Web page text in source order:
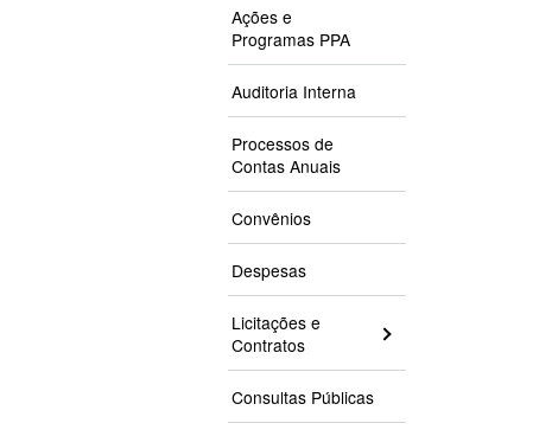
Ações e
Programas PPA
Auditoria Interna
Processos de
Contas Anuais
Convênios
Despesas
Licitações e
Contratos
Consultas Públicas